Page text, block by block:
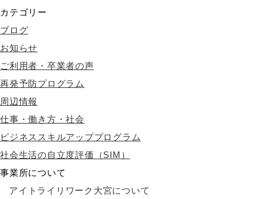
カテゴリー
ブログ
お知らせ
ご利用者・卒業者の声
再発予防プログラム
周辺情報
仕事・働き方・社会
ビジネススキルアッププログラム
社会生活の自立度評価（SIM）
事業所について
アイトライリワーク大宮について